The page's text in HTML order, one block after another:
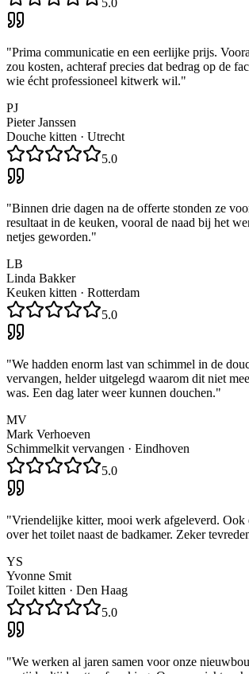
5.0
"Prima communicatie en een eerlijke prijs.
zou kosten, achteraf precies dat bedrag op de
wie écht professioneel kitwerk wil."
PJ
Pieter Janssen
Douche kitten · Utrecht
5.0
"Binnen drie dagen na de offerte stonden ze
resultaat in de keuken, vooral de naad bij het
netjes geworden."
LB
Linda Bakker
Keuken kitten · Rotterdam
5.0
"We hadden enorm last van schimmel in de
vervangen, helder uitgelegd waarom dit niet
was. Een dag later weer kunnen douchen."
MV
Mark Verhoeven
Schimmelkit vervangen · Eindhoven
5.0
"Vriendelijke kitter, mooi werk afgeleverd. Ook
over het toilet naast de badkamer. Zeker
YS
Yvonne Smit
Toilet kitten · Den Haag
5.0
"We werken al jaren samen voor onze